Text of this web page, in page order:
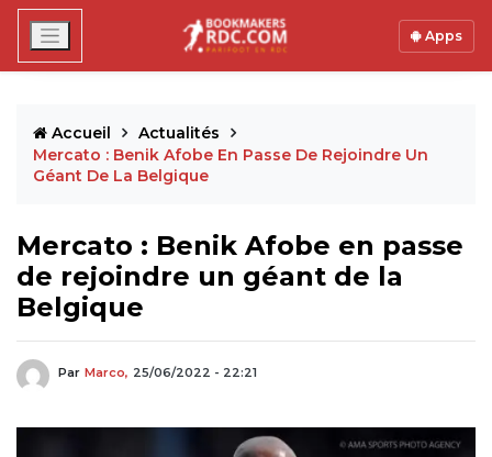
Apps
Accueil
Actualités
Mercato : Benik Afobe En Passe De Rejoindre Un
Géant De La Belgique
Mercato : Benik Afobe en passe
de rejoindre un géant de la
Belgique
Par Marco, 25/06/2022 - 22:21